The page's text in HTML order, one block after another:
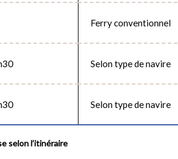
selon l’itinéraire
Ferry conventionnel
Selon type de navire
Selon type de navire